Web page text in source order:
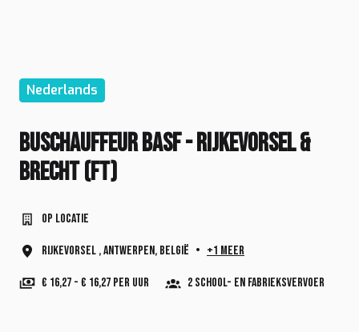
Nederlands
Buschauffeur BASF - Rijkevorsel &
Brecht (FT)
Op locatie
Rijkevorsel ,Antwerpen, België • +1 meer
€ 16,27 - € 16,27 per uur 2 School- en fabrieksvervoer